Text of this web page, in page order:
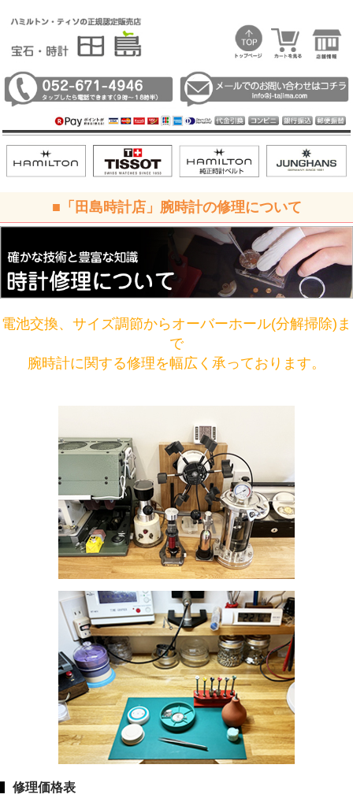
■「田島時計店」腕時計の修理について
電池交換、サイズ調節からオーバーホール(分解掃除)ま
で
腕時計に関する修理を幅広く承っております。
修理価格表